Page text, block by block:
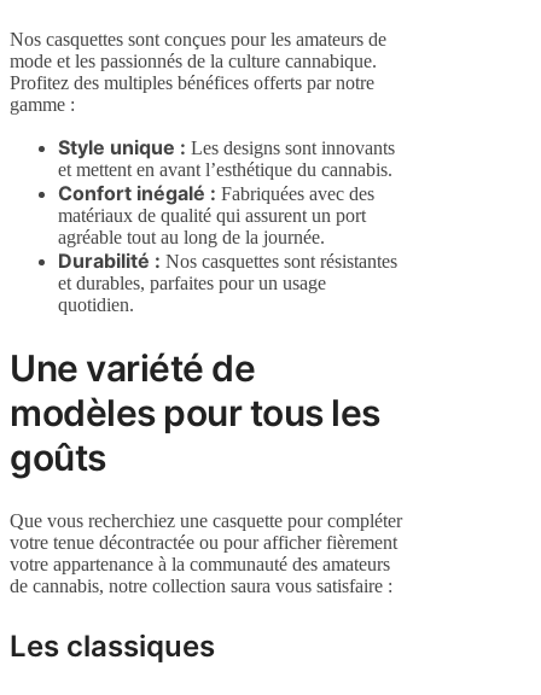
Nos casquettes sont conçues pour les amateurs de
mode et les passionnés de la culture cannabique.
Profitez des multiples bénéfices offerts par notre
gamme :
Style unique : Les designs sont innovants
et mettent en avant l’esthétique du cannabis.
Confort inégalé : Fabriquées avec des
matériaux de qualité qui assurent un port
agréable tout au long de la journée.
Durabilité : Nos casquettes sont résistantes
et durables, parfaites pour un usage
quotidien.
Une variété de
modèles pour tous les
goûts
Que vous recherchiez une casquette pour compléter
votre tenue décontractée ou pour afficher fièrement
votre appartenance à la communauté des amateurs
de cannabis, notre collection saura vous satisfaire :
Les classiques